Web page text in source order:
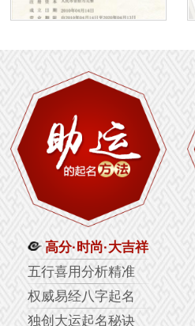
高分·时尚·大吉祥
五行喜用分析精准
权威易经八字起名
独创大运起名秘诀